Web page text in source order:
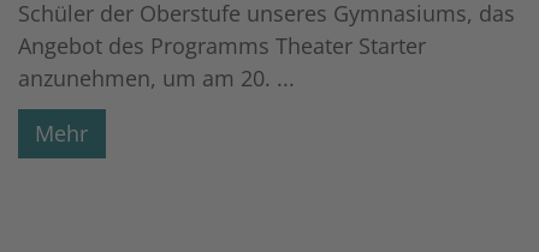
Schüler der Oberstufe unseres Gymnasiums, das
Angebot des Programms Theater Starter
anzunehmen, um am 20. ...
Mehr